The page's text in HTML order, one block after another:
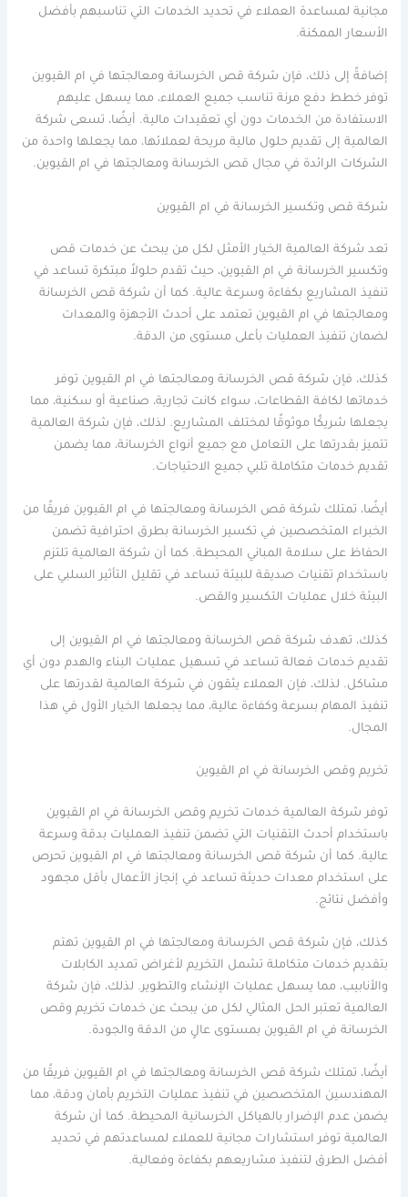
مجانية لمساعدة العملاء في تحديد الخدمات التي تناسبهم بأفضل
الأسعار الممكنة.
إضافةً إلى ذلك، فإن شركة قص الخرسانة ومعالجتها في ام القيوين
توفر خطط دفع مرنة تناسب جميع العملاء، مما يسهل عليهم
الاستفادة من الخدمات دون أي تعقيدات مالية. أيضًا، تسعى شركة
العالمية إلى تقديم حلول مالية مريحة لعملائها، مما يجعلها واحدة من
الشركات الرائدة في مجال قص الخرسانة ومعالجتها في ام القيوين.
شركة قص وتكسير الخرسانة في ام القيوين
تعد شركة العالمية الخيار الأمثل لكل من يبحث عن خدمات قص
وتكسير الخرسانة في ام القيوين، حيث تقدم حلولاً مبتكرة تساعد في
تنفيذ المشاريع بكفاءة وسرعة عالية. كما أن شركة قص الخرسانة
ومعالجتها في ام القيوين تعتمد على أحدث الأجهزة والمعدات
لضمان تنفيذ العمليات بأعلى مستوى من الدقة.
كذلك، فإن شركة قص الخرسانة ومعالجتها في ام القيوين توفر
خدماتها لكافة القطاعات، سواء كانت تجارية، صناعية أو سكنية، مما
يجعلها شريكًا موثوقًا لمختلف المشاريع. لذلك، فإن شركة العالمية
تتميز بقدرتها على التعامل مع جميع أنواع الخرسانة، مما يضمن
تقديم خدمات متكاملة تلبي جميع الاحتياجات.
أيضًا، تمتلك شركة قص الخرسانة ومعالجتها في ام القيوين فريقًا من
الخبراء المتخصصين في تكسير الخرسانة بطرق احترافية تضمن
الحفاظ على سلامة المباني المحيطة. كما أن شركة العالمية تلتزم
باستخدام تقنيات صديقة للبيئة تساعد في تقليل التأثير السلبي على
البيئة خلال عمليات التكسير والقص.
كذلك، تهدف شركة قص الخرسانة ومعالجتها في ام القيوين إلى
تقديم خدمات فعالة تساعد في تسهيل عمليات البناء والهدم دون أي
مشاكل. لذلك، فإن العملاء يثقون في شركة العالمية لقدرتها على
تنفيذ المهام بسرعة وكفاءة عالية، مما يجعلها الخيار الأول في هذا
المجال.
تخريم وقص الخرسانة في ام القيوين
توفر شركة العالمية خدمات تخريم وقص الخرسانة في ام القيوين
باستخدام أحدث التقنيات التي تضمن تنفيذ العمليات بدقة وسرعة
عالية. كما أن شركة قص الخرسانة ومعالجتها في ام القيوين تحرص
على استخدام معدات حديثة تساعد في إنجاز الأعمال بأقل مجهود
وأفضل نتائج.
كذلك، فإن شركة قص الخرسانة ومعالجتها في ام القيوين تهتم
بتقديم خدمات متكاملة تشمل التخريم لأغراض تمديد الكابلات
والأنابيب، مما يسهل عمليات الإنشاء والتطوير. لذلك، فإن شركة
العالمية تعتبر الحل المثالي لكل من يبحث عن خدمات تخريم وقص
الخرسانة في ام القيوين بمستوى عالٍ من الدقة والجودة.
أيضًا، تمتلك شركة قص الخرسانة ومعالجتها في ام القيوين فريقًا من
المهندسين المتخصصين في تنفيذ عمليات التخريم بأمان ودقة، مما
يضمن عدم الإضرار بالهياكل الخرسانية المحيطة. كما أن شركة
العالمية توفر استشارات مجانية للعملاء لمساعدتهم في تحديد
أفضل الطرق لتنفيذ مشاريعهم بكفاءة وفعالية.